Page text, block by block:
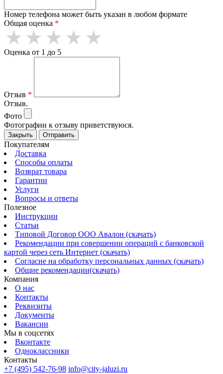
Номер телефона может быть указан в любом формате
Общая оценка *
Оценка от 1 до 5
Отзыв *
Отзыв.
Фото
Фотографии к отзыву приветствуюся.
Закрыть Отправить
Покупателям
Доставка
Способы оплаты
Возврат товара
Гарантии
Услуги
Вопросы и ответы
Полезное
Инструкции
Статьи
Типовой Договор ООО Авалон (скачать)
Рекомендации при совершении операций с банковской
картой через сеть Интернет (скачать)
Согласие на обработку персональных данных (скачать)
Общие рекомендации(скачать)
Компания
О нас
Контакты
Реквизиты
Документы
Вакансии
Мы в соцсетях
Вконтакте
Одноклассники
Контакты
+7 (495) 542-76-98 info@city-jaluzi.ru